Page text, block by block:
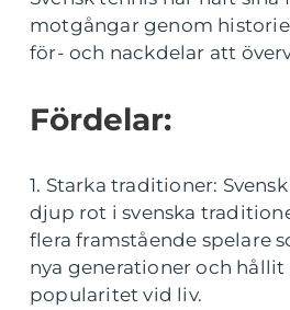
motgångar genom
för- och nackdelar att
Fördelar:
1. Starka traditioner:
djup rot i svenska
flera framstående spelare
nya generationer och hållit
popularitet vid liv.